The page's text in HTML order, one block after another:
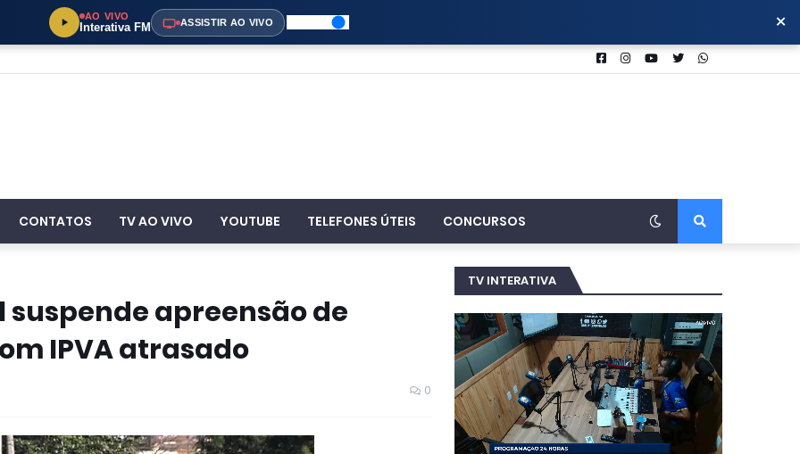
AO VIVO
Interativa FM ASSISTIR AO VIVO ×
CONTATOS TV AO VIVO YOUTUBE TELEFONES ÚTEIS CONCURSOS
suspende apreensão de
IPVA atrasado
0
TV INTERATIVA